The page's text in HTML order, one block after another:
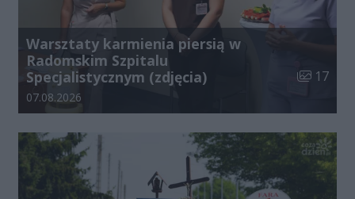
Warsztaty karmienia piersią w
Radomskim Szpitalu
Specjalistycznym (zdjęcia)
Liczba
17
Data dodania galerii:
07.08.2026